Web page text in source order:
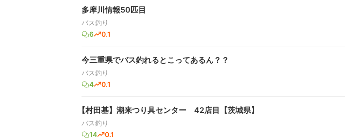
多摩川情報50匹目
バス釣り
6
0.1
今三重県でバス釣れるとこってあるん？？
バス釣り
4
0.1
【村田基】潮来つり具センター 42店目【茨城県】
バス釣り
14
0.1